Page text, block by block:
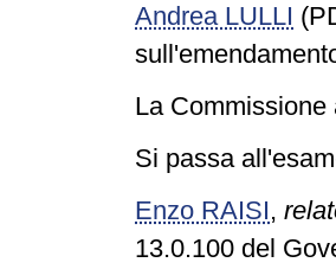
Andrea LULLI
La Commissione
Si passa
Enzo RAISI,
13.0.100 del